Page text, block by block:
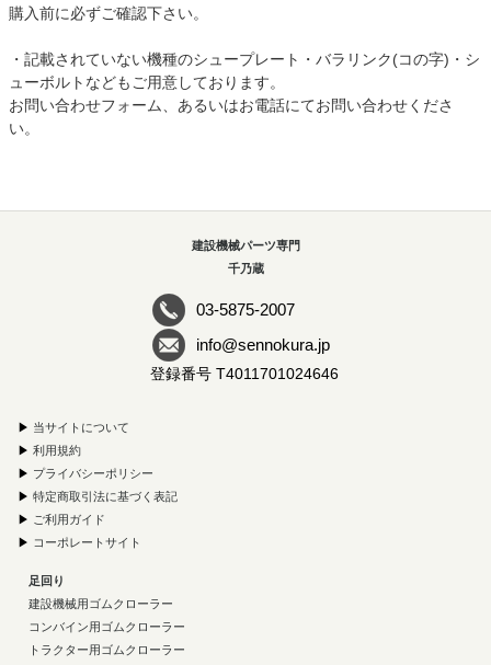
購入前に必ずご確認下さい。
・記載されていない機種のシュープレート・バラリンク(コの字)・シ
ューボルトなどもご用意しております。
お問い合わせフォーム、あるいはお電話にてお問い合わせくださ
い。
建設機械パーツ専門
千乃蔵
03-5875-2007
info@sennokura.jp
登録番号 T4011701024646
▶ 当サイトについて
▶ 利用規約
▶ プライバシーポリシー
▶ 特定商取引法に基づく表記
▶ ご利用ガイド
▶ コーポレートサイト
足回り
建設機械用ゴムクローラー
コンバイン用ゴムクローラー
トラクター用ゴムクローラー